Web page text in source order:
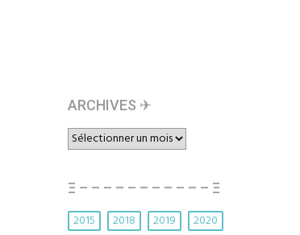
ARCHIVES ✈︎
ARCHIVES
✈︎
Ξ – – – – – – – – – – – Ξ
2015 2018 2019
2020